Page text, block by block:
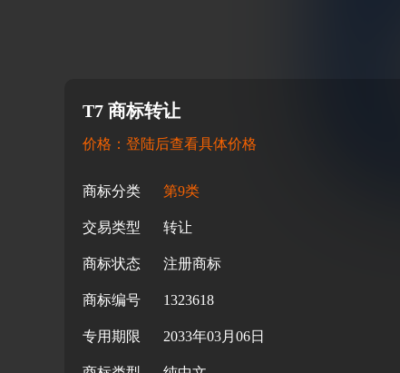
T7 商标转让
价格：登陆后查看具体价格
商标分类 第9类
交易类型 转让
商标状态 注册商标
商标编号 1323618
专用期限 2033年03月06日